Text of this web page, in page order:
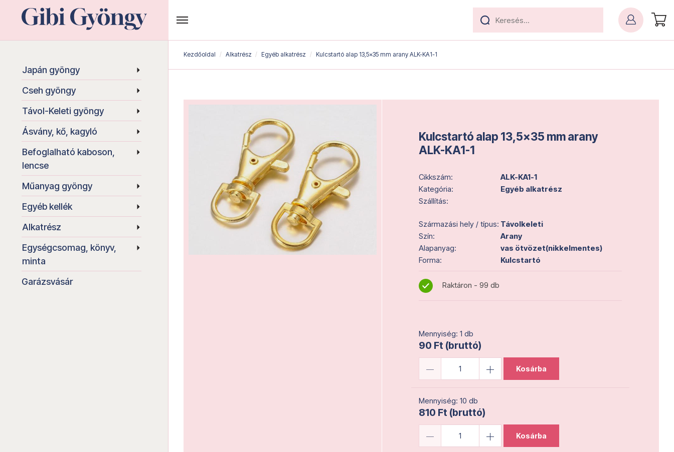
Japán gyöngy
Cseh gyöngy
Távol-Keleti gyöngy
Ásvány, kő, kagyló
Befoglalható kaboson,
lencse
Műanyag gyöngy
Egyéb kellék
Alkatrész
Egységcsomag, könyv,
minta
Garázsvásár
Kezdőoldal Alkatrész Egyéb alkatrész Kulcstartó alap 13,5x35 mm arany ALK-KA1-1
Kulcstartó alap 13,5x35 mm arany
ALK-KA1-1
Cikkszám:
ALK-KA1-1
Kategória:
Egyéb alkatrész
Szállítás:
Származási hely / típus: Távolkeleti
Szín:
Arany
Alapanyag:
vas ötvözet(nikkelmentes)
Forma:
Kulcstartó
Raktáron - 99 db
Mennyiség: 1 db
90 Ft (bruttó)
Kosárba
Mennyiség: 10 db
810 Ft (bruttó)
Kosárba